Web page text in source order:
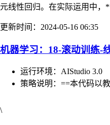
元线性回归。在实际运用中，
更新时间：2024-05-16 06:35
机器学习：18-滚动训练-
运行环境：AIStudio 3.0
策略说明：==本代码以
\